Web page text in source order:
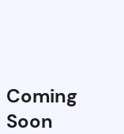
Coming
Soon